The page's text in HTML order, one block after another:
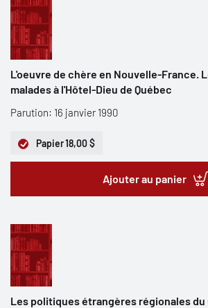
L'oeuvre de chère en Nouvelle-France.
malades à l'Hôtel-Dieu de Québec
Parution: 16 janvier 1990
Papier18,00 $
Ajouter au panier
Les politiques étrangères régionales du